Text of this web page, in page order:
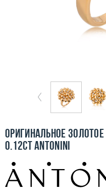
Бесплатная доставка
Контакты
Оригинальное
0.12ct Antonini